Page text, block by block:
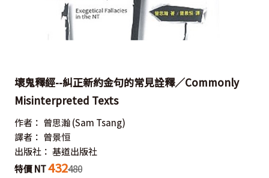
壞鬼釋經--糾正新約金句的常見詮釋／Commonly
Misinterpreted Texts
作者： 曾思瀚 (Sam Tsang)
譯者： 曾景恒
出版社： 基道出版社
特價 NT432480